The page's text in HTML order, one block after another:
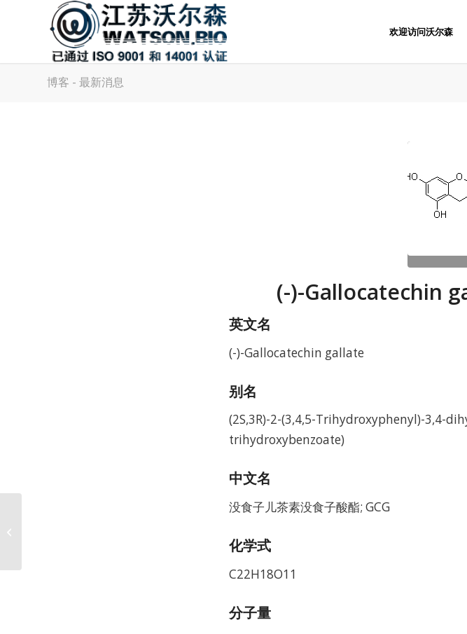
欢迎访问沃尔森
博客 - 最新消息
(-)-Gallocatechin
英文名
(-)-Gallocatechin gallate
别名
(2S,3R)-2-(3,4,5-Trihydroxyphenyl)-3,4-
trihydroxybenzoate)
中文名
没食子儿茶素没食子酸酯; GCG
化学式
C22H18O11
分子量